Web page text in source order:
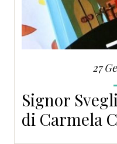
27
Signor
di Carmela